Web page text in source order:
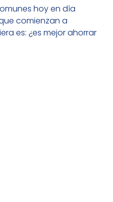
hoy en día
comienzan a
es: ¿es mejor ahorrar